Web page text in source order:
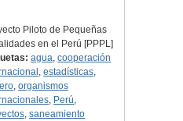
Piloto de Pequeñas
en el Perú [PPPL]
agua,cooperación
,estadísticas,
,organismos
, Perú,
,saneamiento